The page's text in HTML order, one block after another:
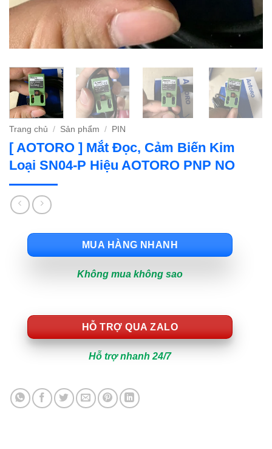
Trang chủ / Sản phẩm / PIN
[ AOTORO ] Mắt Đọc, Cảm Biến Kim
Loại SN04-P Hiệu AOTORO PNP NO
MUA HÀNG NHANH
Không mua không sao
HỖ TRỢ QUA ZALO
Hỗ trợ nhanh 24/7